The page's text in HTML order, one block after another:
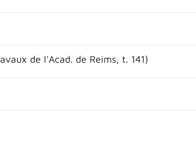
de l'Acad. de Reims, t. 141)